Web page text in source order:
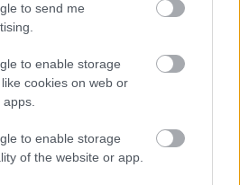
to send me
to enable storage
cookies on web or
to enable storage
of the website or app.
- Eljöttek a